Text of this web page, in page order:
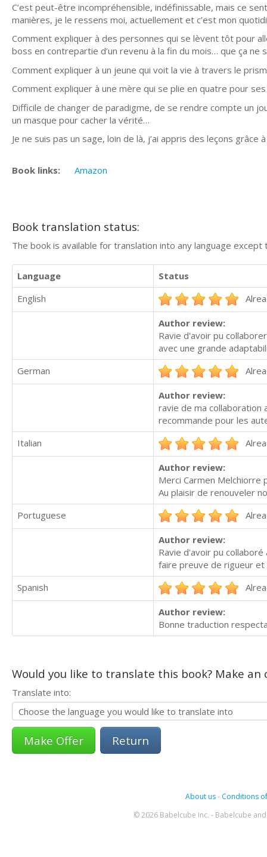
C’est peut-être incompréhensible, indéfinissable, mais ce
manières, je le ressens moi, actuellement et c’est mon
Comment expliquer à des personnes qui se lèvent tôt pour
boss en contrepartie d’un revenu à la fin du mois… que ça ne
Comment expliquer à un jeune qui voit la vie à travers le
Comment expliquer à une mère qui se plie en quatre pour
Difficile de changer de paradigme, de se rendre compte un
un masque pour cacher la vérité…
Je ne suis pas un sage, loin de là, j’ai appris des leçons
Book links: Amazon
Book translation status:
The book is available for translation into any language
Language
Status
English
Author review:
Ravie d'avoir pu
avec une grande
German
Author review:
ravie de ma collaboration
recommande pour les
Italian
Author review:
Merci Carmen Melchiorre
Au plaisir de renouveler
Portuguese
Author review:
Ravie d'avoir pu
faire preuve de rigueur
Spanish
Author review:
Bonne traduction
Would you like to translate this book? Make
Translate into:
Return
About us- Conditions
© 2026 Babelcube Inc. - Babelcube